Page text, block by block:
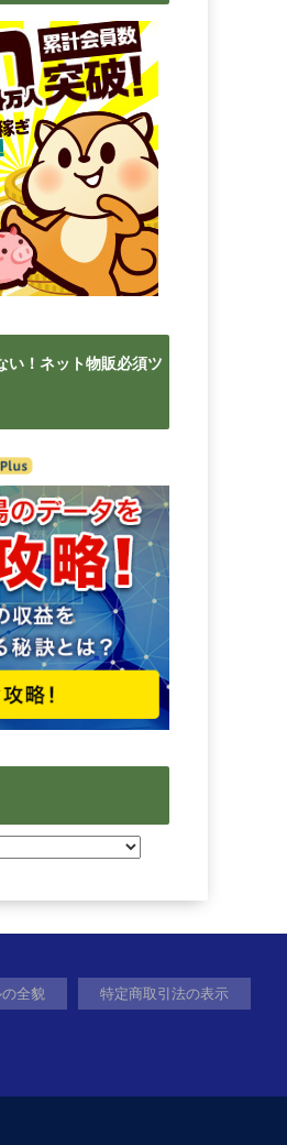
い！ネット物販必須ツ
全貌 特定商取引法の表示